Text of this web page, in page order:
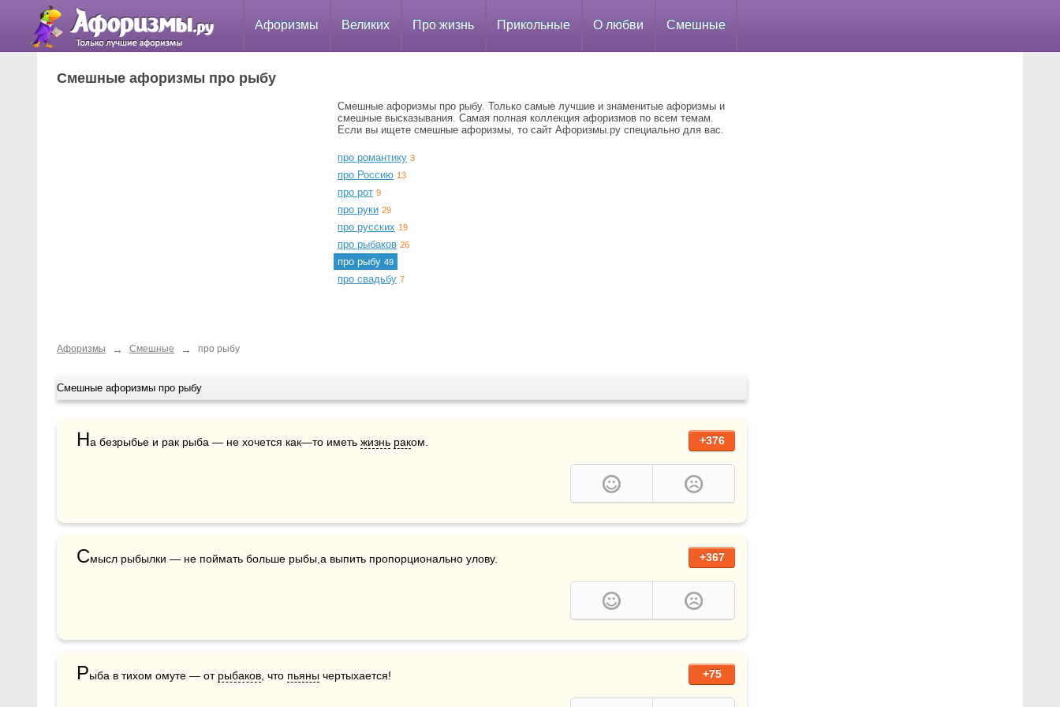
Афоризмы Великих Про жизнь Прикольные О любви Смешные
Смешные афоризмы про рыбу
Смешные афоризмы про рыбу. Только самые лучшие и знаменитые афоризмы и
смешные высказывания. Самая полная коллекция афоризмов по всем темам.
Если вы ищете смешные афоризмы, то сайт Афоризмы.ру специально для вас.
про романтику 3
про Россию 13
про рот 9
про руки 29
про русских 19
про рыбаков 26
про рыбу 49
про свадьбу 7
Афоризмы → Смешные → про рыбу
Смешные афоризмы про рыбу
+376
На безрыбье и рак рыба — не хочется как—то иметь жизнь раком.
+367
Смысл рыбылки — не поймать больше рыбы,а выпить пропорционально улову.
+75
Рыба в тихом омуте — от рыбаков , что пьяны чертыхается!